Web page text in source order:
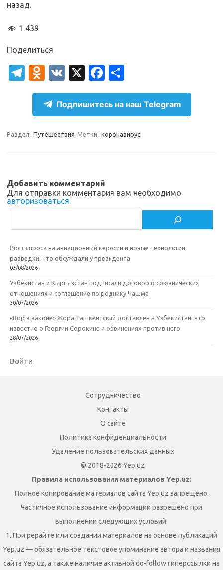
назад.
1 439
Поделиться
T
el
gr
a
O
d
n
o
kl
ik
i
V
K
X
Fa
c
e
b
o
т
п
р
а
ь
Подпишитесь на наш Telegram
Раздел: Путешествия Метки: коронавирус
Добавить комментарий
Для отправки комментария вам необходимо
авторизоваться.
Рост спроса на авиационный керосин и новые технологии
разведки: что обсуждали у президента
03/08/2026
Узбекистан и Кыргызстан подписали договор о союзнических
отношениях и соглашение по роднику Чашма
30/07/2026
«Вор в законе» Жора Ташкентский доставлен в Узбекистан: что
известно о Георгии Сорокине и обвинениях против него
28/07/2026
Войти
Сотрудничество
Контакты
О сайте
Политика конфиденциальности
Удаление пользовательских данных
© 2018-2026 Yep.uz
Правила использования материалов Yep.uz:
Полное копирование материалов сайта Yep.uz запрещено.
Частичное использование информации разрешено при
выполнении следующих условий:
1. При рерайте или создании материалов на основе публикаций
Yep.uz — обязательное текстовое упоминание автора и названия
сайта Yep.uz, а также наличие активной do-follow гиперссылки на